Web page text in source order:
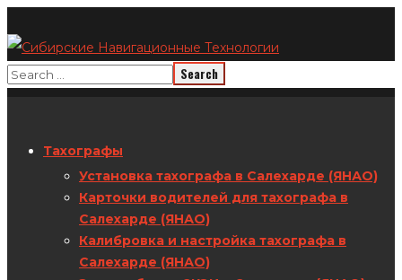
Тахографы
Установка тахографа в Салехарде (ЯНАО)
Карточки водителей для тахографа в
Салехарде (ЯНАО)
Калибровка и настройка тахографа в
Салехарде (ЯНАО)